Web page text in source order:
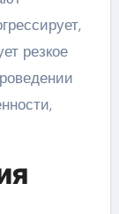
резкое